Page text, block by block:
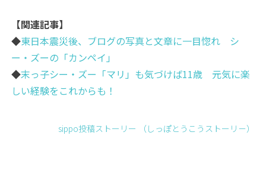
【関連記事】
◆東日本震災後、ブログの写真と文章に一目惚れ シ
ー・ズーの「カンペイ」
◆末っ子シー・ズー「マリ」も気づけば11歳 元気に楽
しい経験をこれからも！
sippo投稿ストーリー （しっぽとうこうストーリ－）